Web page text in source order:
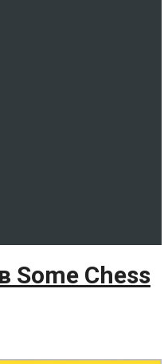
Some Chess